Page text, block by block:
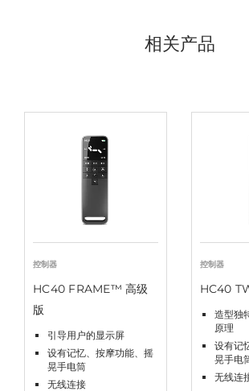
相关产品
控制器
HC40 FRAME™ 高级
版
引导用户的显示屏
设有记忆、按摩功能、摇
晃手电筒
无线连接
控制器
HC40
造型独
原理
设有记
晃手电
无线连